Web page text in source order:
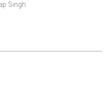
Singh